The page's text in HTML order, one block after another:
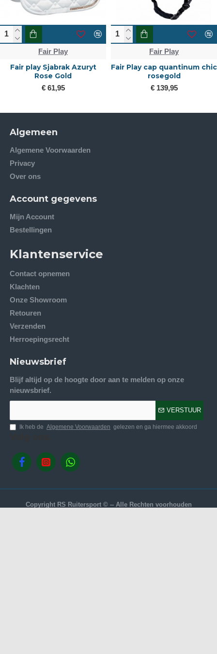
Fair Play
Fair play Sjabrak Azuryt
Rose Gold
€ 61,95
Fair Play
Fair Play cap quantinum chic
rosegold
€ 139,95
Algemeen
Algemene Voorwaarden
Privacy
Over ons
Account gegevens
Mijn Account
Bestellingen
Klantenservice
Contact opnemen
Klachten
Onze Showroom
Retouren
Verzenden
Herroepingsrecht
Nieuwsbrief
Blijf altijd op de hoogte door aan te melden op onze
nieuwsbrief.
VERSTUUR
Ik heb de Algemene Voorwaarden gelezen en ga hiermee akkoord
Copyright RS Ruitersport © -- Alle Rechten voorhouden